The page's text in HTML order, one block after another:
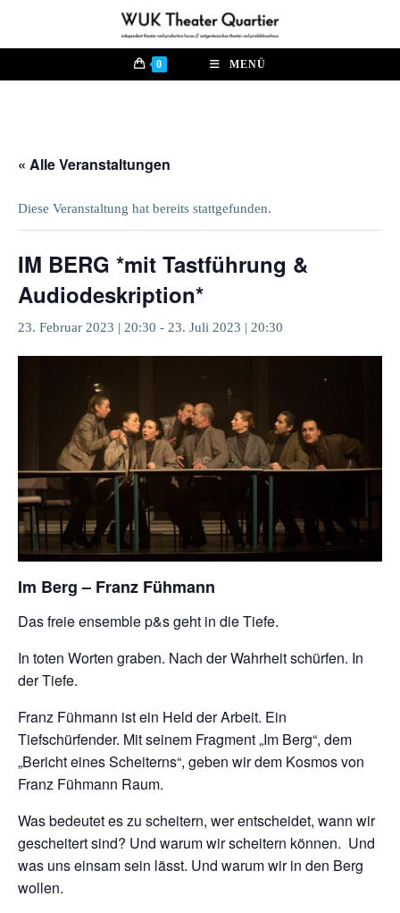
springen
0 MENÜ
« Alle Veranstaltungen
Diese Veranstaltung hat bereits stattgefunden.
IM BERG *mit Tastführung &
Audiodeskription*
23. Februar 2023 | 20:30 - 23. Juli 2023 | 20:30
Im Berg – Franz Fühmann
Das freie ensemble p&s geht in die Tiefe.
In toten Worten graben. Nach der Wahrheit schürfen. In
der Tiefe.
Franz Fühmann ist ein Held der Arbeit. Ein
Tiefschürfender. Mit seinem Fragment „Im Berg“, dem
„Bericht eines Scheiterns“, geben wir dem Kosmos von
Franz Fühmann Raum.
Was bedeutet es zu scheitern, wer entscheidet, wann wir
gescheitert sind? Und warum wir scheitern können. Und
was uns einsam sein lässt. Und warum wir in den Berg
wollen.